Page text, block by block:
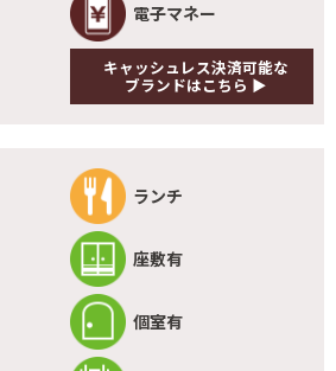
電子マネー
キャッシュレス決済可能な
ブランドはこちら ▶
ランチ
座敷有
個室有